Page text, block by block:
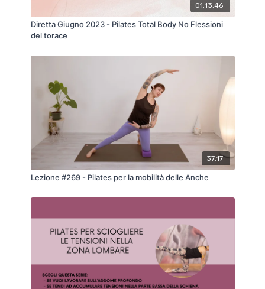
01:13:46
Diretta Giugno 2023 - Pilates Total Body No Flessioni
del torace
37:17
Lezione #269 - Pilates per la mobilità delle Anche